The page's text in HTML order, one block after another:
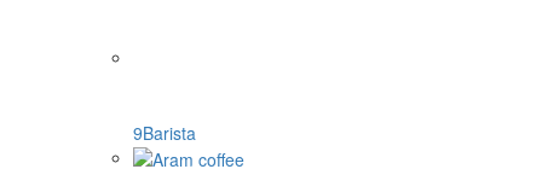
9Barista